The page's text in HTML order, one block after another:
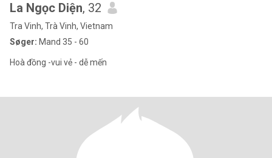
La Ngọc Diện, 32
Tra Vinh, Trà Vinh, Vietnam
Søger: Mand 35 - 60
Hoà đồng -vui vẻ - dễ mến